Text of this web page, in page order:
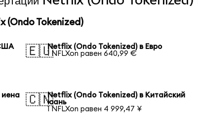
(Ondo Tokenized)
🇪🇺Netflix (Ondo Tokenized) в Евро
1 NFLXon равен 640,99 €
иена
🇨🇳Netflix (Ondo Tokenized) в Китайский
юань
1 NFLXon равен 4 999,47 ¥